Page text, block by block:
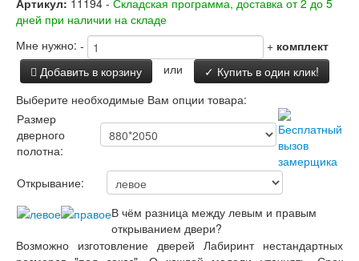
дней при наличии на складе
Мне нужно: - + комплект
Добавить в корзину
или
✓ Купить в один клик!
Выберите необходимые Вам опции товара:
Размер
дверного
полотна:
Открывание:
В чём разница между левым и правым
открыванием двери?
Возможно изготовление дверей Лабиринт нестандартных